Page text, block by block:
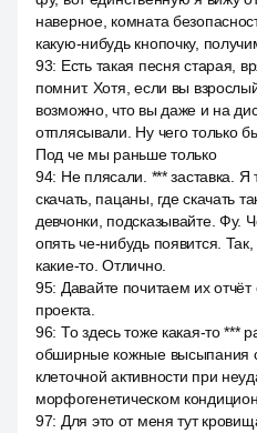
наверное, комната
какую-нибудь кнопочку,
93: Есть такая песня старая,
помнит. Хотя, если вы
возможно, что вы даже и на
отплясывали. Ну чего только
Под че мы раньше только
94: Не плясали. *** заставка. Я
скачать, пацаны, где скачать
девчонки, подсказывайте. Фу.
опять че-нибудь появится.
какие-то. Отлично.
95: Давайте почитаем их
проекта.
96: То здесь тоже какая-то ***
обширные кожные высыпания
клеточной активности при
морфогенетическом
97: Для это от меня тут